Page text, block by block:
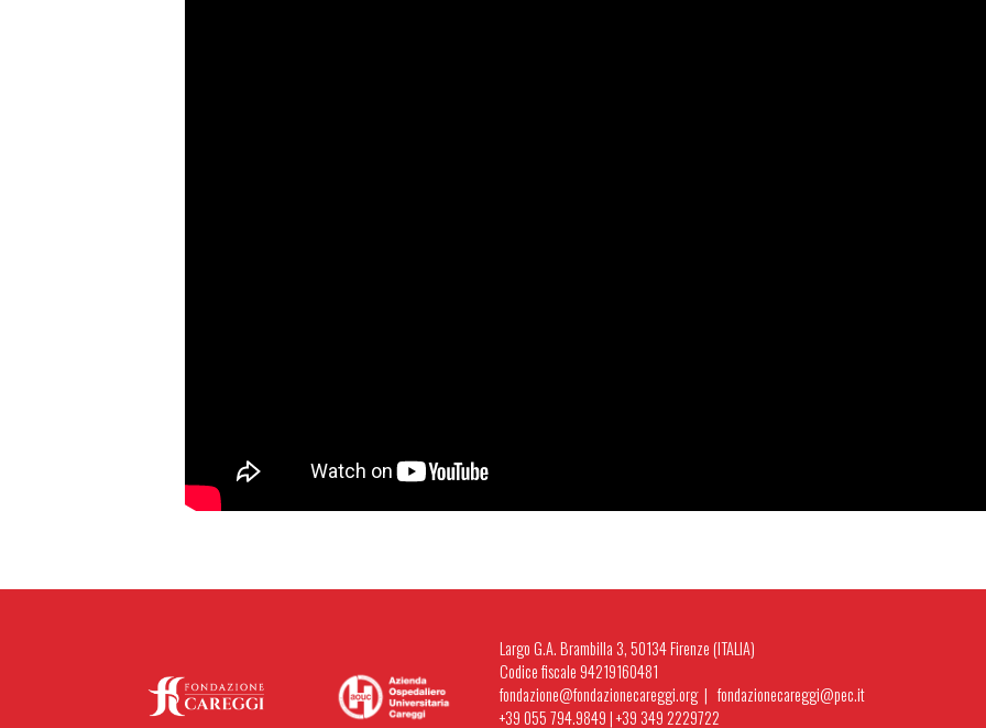
Largo G.A. Brambilla 3, 50134 Firenze (ITALIA)
Codice fiscale 94219160481
fondazione@fondazionecareggi.org |fondazionecareggi@pec.it
+39 055 794.9849|+39 349 2229722